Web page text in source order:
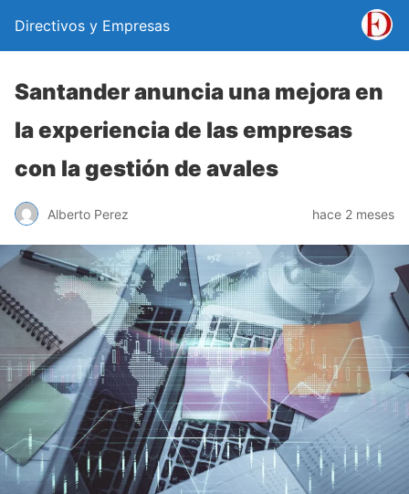
Directivos y Empresas
Santander anuncia una mejora en
la experiencia de las empresas
con la gestión de avales
Alberto Perez hace 2 meses